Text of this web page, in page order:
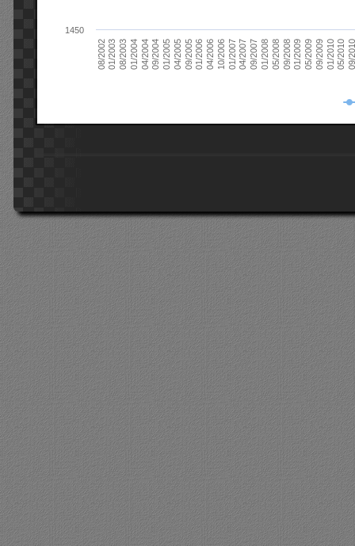
08/200201/200308/200301/200404/200409/200401/200504/200509/200501/200604/200610/200601/200704/200709/200701/200805/200809/200801/200905/200909/200901/201005/201009/
1450